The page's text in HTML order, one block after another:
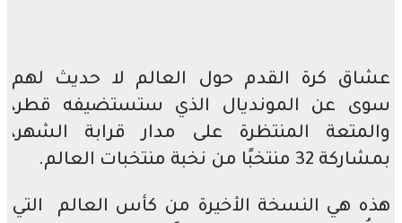
كرة القدم حول العالم لا حديث لهم
عن المونديال الذي ستستضيفه قطر،
المنتظرة على مدار قرابة الشهر،
من نخبة منتخبات العالم.
هي النسخة الأخيرة من كأس العالم التي